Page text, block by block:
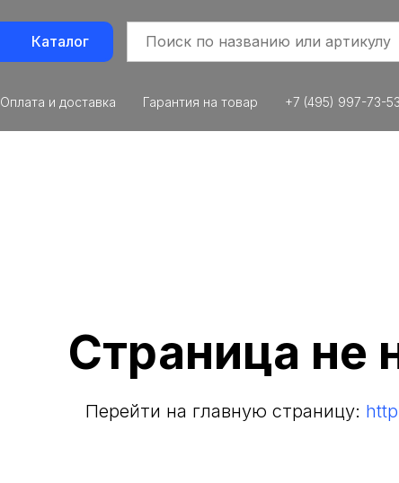
Каталог
Оплата и доставка Гарантия на товар +7 (495) 997-73-53
Страница не
Перейти на главную страницу: